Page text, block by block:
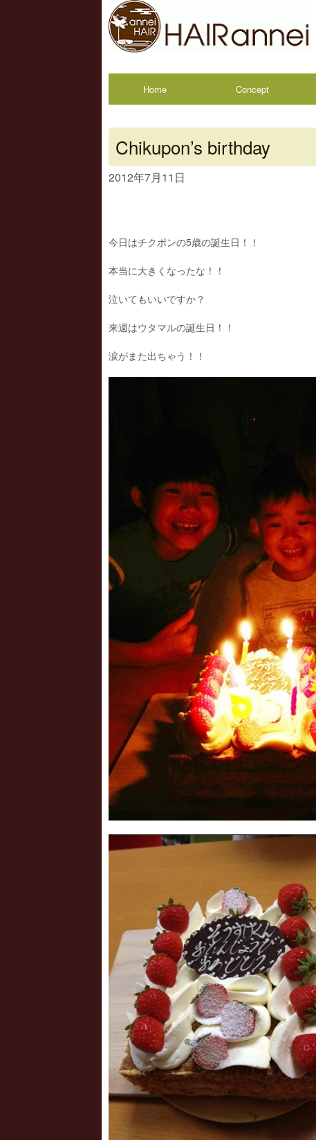
Home Concept
Chikupon’s birthday
2012年7月11日
今日はチクポンの5歳の誕生日！！
本当に大きくなったな！！
泣いてもいいですか？
来週はウタマルの誕生日！！
涙がまた出ちゃう！！